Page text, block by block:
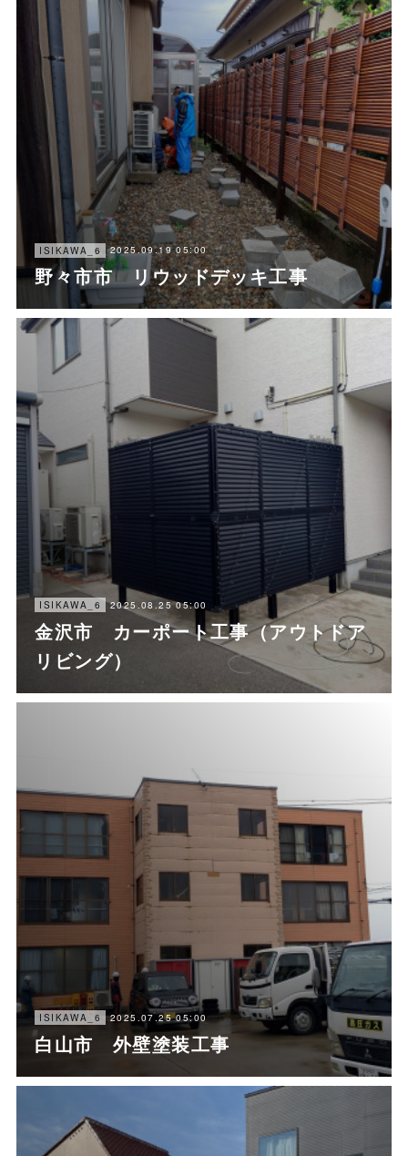
ISIKAWA_6 2025.09.19 05:00
野々市市 リウッドデッキ工事
ISIKAWA_6 2025.08.25 05:00
金沢市 カーポート工事（アウトドア
リビング）
ISIKAWA_6 2025.07.25 05:00
白山市 外壁塗装工事